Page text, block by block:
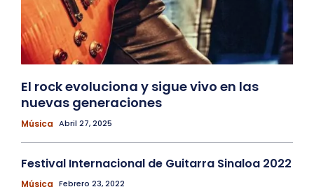
El rock evoluciona y sigue vivo en las
nuevas generaciones
Música Abril 27, 2025
Festival Internacional de Guitarra Sinaloa 2022
Música Febrero 23, 2022